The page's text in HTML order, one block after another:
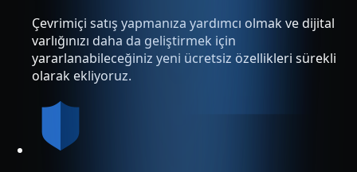
Çevrimiçi satış yapmanıza yardımcı olmak ve dijital
varlığınızı daha da geliştirmek için
yararlanabileceğiniz yeni ücretsiz özellikleri sürekli
olarak ekliyoruz.